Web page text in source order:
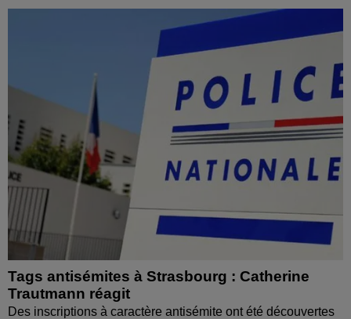
Tags antisémites à Strasbourg : Catherine
Trautmann réagit
Des inscriptions à caractère antisémite ont été découvertes